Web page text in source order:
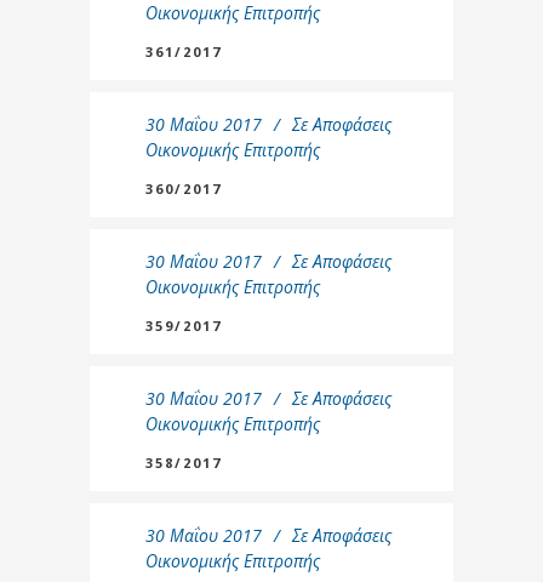
Οικονομικής Επιτροπής
361/2017
30 Μαΐου 2017 Σε Αποφάσεις
Οικονομικής Επιτροπής
360/2017
30 Μαΐου 2017 Σε Αποφάσεις
Οικονομικής Επιτροπής
359/2017
30 Μαΐου 2017 Σε Αποφάσεις
Οικονομικής Επιτροπής
358/2017
30 Μαΐου 2017 Σε Αποφάσεις
Οικονομικής Επιτροπής